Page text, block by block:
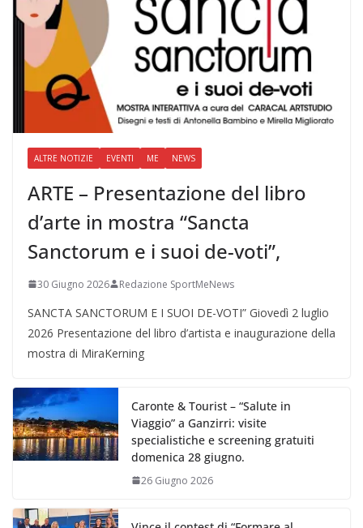
ALTRE NOTIZIE EVENTI ME NEWS
ARTE – Presentazione del libro
d’arte in mostra “Sancta
Sanctorum e i suoi de-voti”,
30 Giugno 2026 Redazione SportMeNews
SANCTA SANCTORUM E I SUOI DE-VOTI” Giovedì 2 luglio
2026 Presentazione del libro d’artista e inaugurazione della
mostra di MiraKerning
Caronte & Tourist – “Salute in
Viaggio” a Ganzirri: visite
specialistiche e screening gratuiti
domenica 28 giugno.
26 Giugno 2026